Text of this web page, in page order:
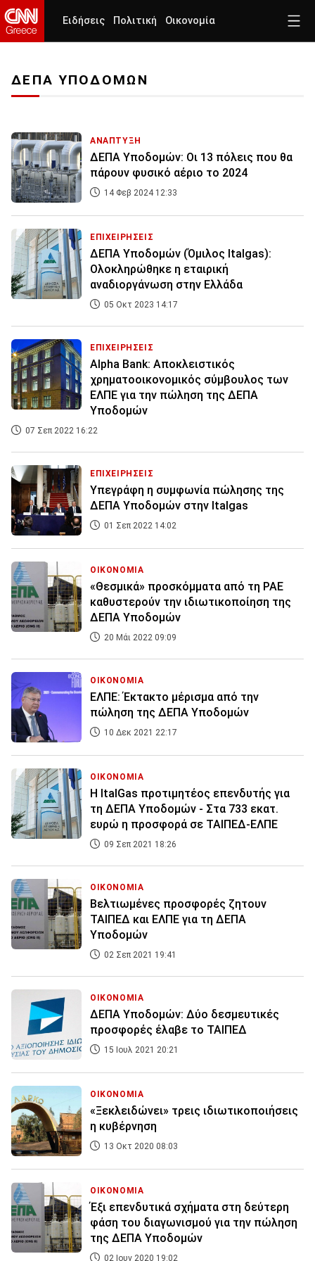
Ειδήσεις Πολιτική Οικονομία
ΔΕΠΑ ΥΠΟΔΟΜΩΝ
ΑΝΑΠΤΥΞΗ
ΔΕΠΑ Υποδομών: Οι 13 πόλεις που θα
πάρουν φυσικό αέριο το 2024
14 Φεβ 2024 12:33
ΕΠΙΧΕΙΡΗΣΕΙΣ
ΔΕΠΑ Υποδομών (Όμιλος Italgas):
Ολοκληρώθηκε η εταιρική
αναδιοργάνωση στην Ελλάδα
05 Οκτ 2023 14:17
ΕΠΙΧΕΙΡΗΣΕΙΣ
Alpha Bank: Αποκλειστικός
χρηματοοικονομικός σύμβουλος των
ΕΛΠΕ για την πώληση της ΔΕΠΑ
Υποδομών
07 Σεπ 2022 16:22
ΕΠΙΧΕΙΡΗΣΕΙΣ
Υπεγράφη η συμφωνία πώλησης της
ΔΕΠΑ Yποδομών στην Italgas
01 Σεπ 2022 14:02
ΟΙΚΟΝΟΜΙΑ
«Θεσμικά» προσκόμματα από τη ΡΑΕ
καθυστερούν την ιδιωτικοποίηση της
ΔΕΠΑ Υποδομών
20 Μάι 2022 09:09
ΟΙΚΟΝΟΜΙΑ
ΕΛΠΕ: Έκτακτο μέρισμα από την
πώληση της ΔΕΠΑ Υποδομών
10 Δεκ 2021 22:17
ΟΙΚΟΝΟΜΙΑ
Η ItalGas προτιμητέος επενδυτής για
τη ΔΕΠΑ Υποδομών - Στα 733 εκατ.
ευρώ η προσφορά σε ΤΑΙΠΕΔ-ΕΛΠΕ
09 Σεπ 2021 18:26
ΟΙΚΟΝΟΜΙΑ
Βελτιωμένες προσφορές ζητουν
ΤΑΙΠΕΔ και ΕΛΠΕ για τη ΔΕΠΑ
Υποδομών
02 Σεπ 2021 19:41
ΟΙΚΟΝΟΜΙΑ
ΔΕΠΑ Υποδομών: Δύο δεσμευτικές
προσφορές έλαβε το ΤΑΙΠΕΔ
15 Ιουλ 2021 20:21
ΟΙΚΟΝΟΜΙΑ
«Ξεκλειδώνει» τρεις ιδιωτικοποιήσεις
η κυβέρνηση
13 Οκτ 2020 08:03
ΟΙΚΟΝΟΜΙΑ
Έξι επενδυτικά σχήματα στη δεύτερη
φάση του διαγωνισμού για την πώληση
της ΔΕΠΑ Υποδομών
02 Ιουν 2020 19:02